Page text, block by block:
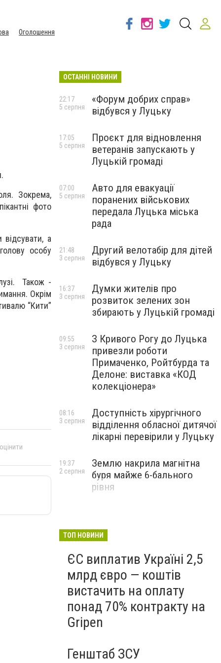
Оголошення
Зокрема,
фото
а
особу
Також -
Окрім
“Кити”
ОСТАННІ НОВИНИ
«Форум добрих справ»
відбувся у Луцьку
22:17
5 серпня
Проєкт для відновлення
ветеранів запускають у
Луцькій громаді
17:05
5 серпня
Авто для евакуації
поранених військових
передала Луцька міська
рада
07:00
5 серпня
Другий велотабір для дітей
відбувся у Луцьку
21:48
3 серпня
Думки жителів про
розвиток зелених зон
збирають у Луцькій громаді
16:37
3 серпня
З Кривого Рогу до Луцька
привезли роботи
Примаченко, Ройтбурда та
Делоне: виставка «КОД
колекціонера»
09:55
3 серпня
Доступність хірургічного
відділення обласної дитячої
лікарні перевірили у Луцьку
08:16
3 серпня
Землю накрила магнітна
буря майже 6-бального
рівня
19:37
2 серпня
ТОП НОВИНИ
ЄС виплатив Україні 2,5
млрд євро — коштів
вистачить на оплату
понад 70% контракту на
Gripen
Генштаб ЗСУ